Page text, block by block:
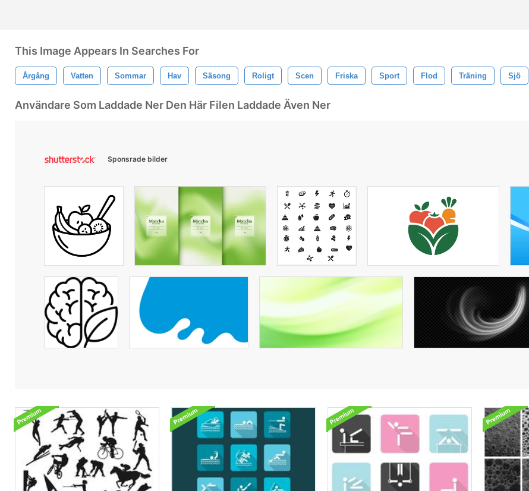
This Image Appears In Searches For
Årgång Vatten Sommar Hav Säsong Roligt Scen Friska Sport Flod Träning Sjö
Användare Som Laddade Ner Den Här Filen Laddade Även Ner
Sponsrade bilder